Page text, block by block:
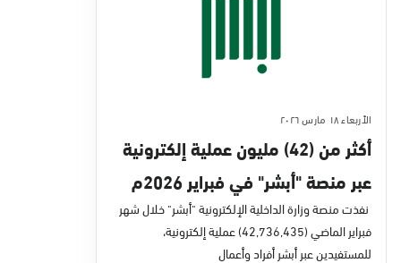
الأربعاء ١٨ مارس ٢٠٢٦
أكثر من (42) مليون عملية إلكترونية
عبر منصة "أبشر" في فبراير 2026م
نفذت منصة وزارة الداخلية الإلكترونية "أبشر" خلال شهر
فبراير الماضي (42,736,435) عملية إلكترونية،
للمستفيدين عبر أبشر أفراد وأعمال